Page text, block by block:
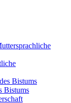
Bistums